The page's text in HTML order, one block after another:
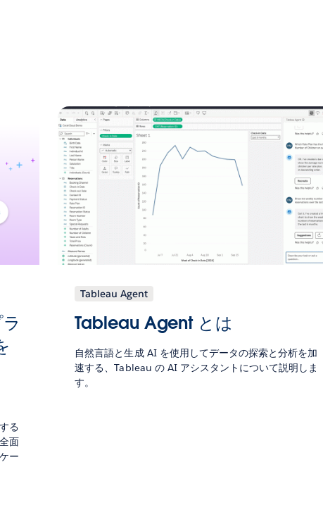
る
面
ー
Tableau Agent
Tableau Agent とは
自然言語と生成 AI を使用してデータの探索と分析を加
速する、Tableau の AI アシスタントについて説明しま
す。